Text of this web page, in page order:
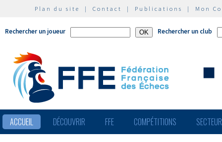
Plan du site | Contact | Publications | Mon
Rechercher un joueur Rechercher un club
ACCUEIL DÉCOUVRIR FFE COMPÉTITIONS